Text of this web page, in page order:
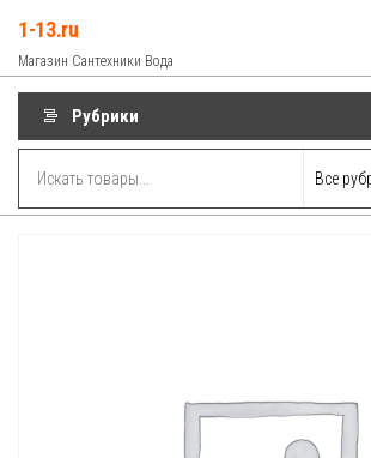
содержимому
1-13.ru
Магазин Сантехники Вода
Рубрики